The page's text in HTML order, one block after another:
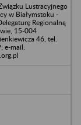
Lustracyjnego
w Białymstoku -
Regionalną
15-004
46, tel.
e-mail: